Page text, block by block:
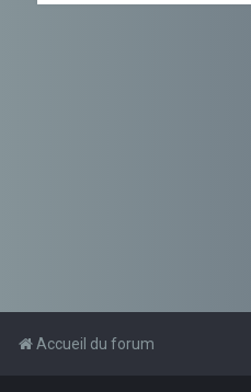
Accueil du forum